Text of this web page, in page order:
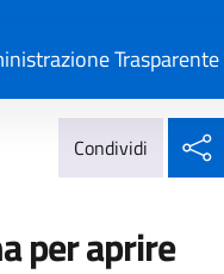
Trasparente
Condividi
per aprire